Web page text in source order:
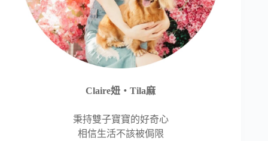
Claire妞‧Tila麻
秉持雙子寶寶的好奇心
相信生活不該被侷限